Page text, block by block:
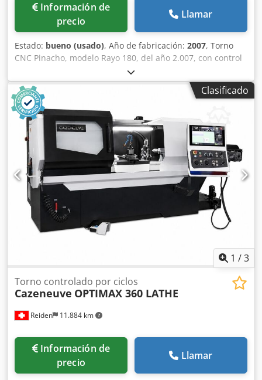
Información de
precio
Llamar
Estado: bueno (usado), Año de fabricación: 2007, Torno
CNC Pinacho, modelo Rayo 180, del año 2.007, con control
Fanuc. Distancia entre puntos: 750 mm, diámetro de
volteo: 360 mm, diámetro de plato: 200 mm, anchura de
bancada: 250 mm, agujero de husillo principal: 42 mm,
gama de velocidades de 100 a 4.000 rpm, potencia de
motor: 5,5 kw, torreta automática de 8 herramientas.
Dkodpfev T Tvyox Ad Ssr
Clasificado
1 /3
Reiden 11.884 km
Torno controlado por ciclos
Cazeneuve OPTIMAX 360 LATHE
Información de
precio
Llamar